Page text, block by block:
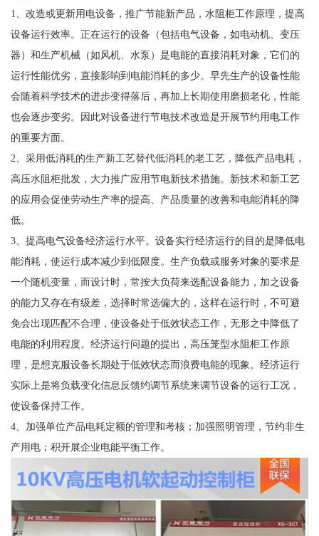
1、改造或更新用电设备，推广节能新产品，水阻柜工作原理，提高
设备运行效率。正在运行的设备（包括电气设备，如电动机、变压
器）和生产机械（如风机、水泵）是电能的直接消耗对象，它们的
运行性能优劣，直接影响到电能消耗的多少。早先生产的设备性能
会随着科学技术的进步变得落后，再加上长期使用磨损老化，性能
也会逐步变劣。因此对设备进行节电技术改造是开展节约用电工作
的重要方面。
2、采用低消耗的生产新工艺替代低消耗的老工艺，降低产品电耗，
高压水阻柜批发，大力推广应用节电新技术措施。新技术和新工艺
的应用会促使劳动生产率的提高、产品质量的改善和电能消耗的降
低。
3、提高电气设备经济运行水平。设备实行经济运行的目的是降低电
能消耗，使运行成本减少到低限度。生产负载或服务对象的要求是
一个随机变量，而设计时，常按大负荷来选配设备能力，加之设备
的能力又存在有级差，选择时常选偏大的，这样在运行时，不可避
免会出现匹配不合理，使设备处于低效状态工作，无形之中降低了
电能的利用程度。经济运行问题的提出，高压笼型水阻柜工作原
理，是想克服设备长期处于低效状态而浪费电能的现象。经济运行
实际上是将负载变化信息反馈约调节系统来调节设备的运行工况，
使设备保持工作。
4、加强单位产品电耗定额的管理和考核；加强照明管理，节约非生
产用电；积开展企业电能平衡工作。